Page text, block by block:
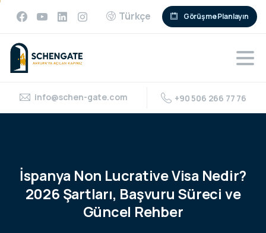
Türkçe Görüşme Planlayın
info@schen-gate.com +90 506 266 77 76
İspanya Non LucrativeVisa Nedir?
2026 Şartları, Başvuru Süreci ve
Güncel Rehber